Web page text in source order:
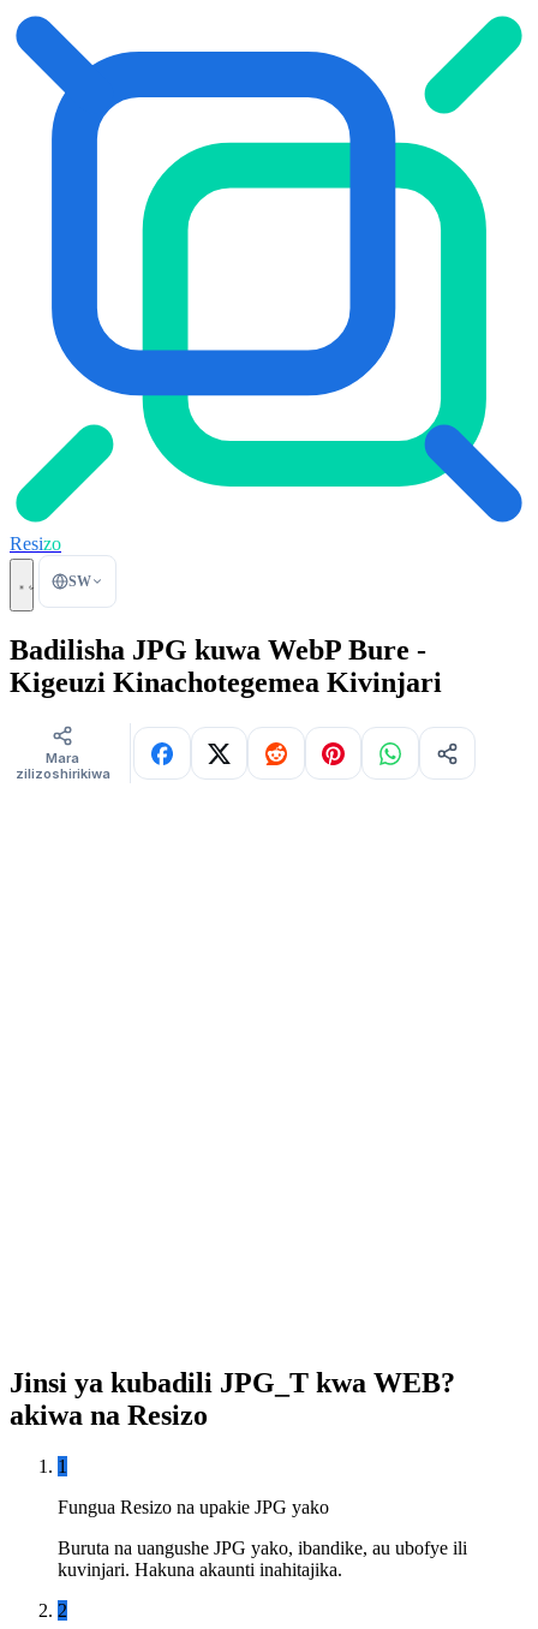
Resizo
SW
Badilisha JPG kuwa WebP Bure -
Kigeuzi Kinachotegemea Kivinjari
Mara
zilizoshirikiwa
Jinsi ya kubadili JPG_T kwa WEB?
akiwa na Resizo
1
Fungua Resizo na upakie JPG yako
Buruta na uangushe JPG yako, ibandike, au ubofye ili
kuvinjari. Hakuna akaunti inahitajika.
2